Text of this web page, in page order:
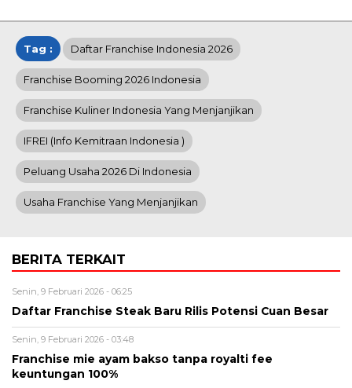
Tag : Daftar Franchise Indonesia 2026
Franchise Booming 2026 Indonesia
Franchise Kuliner Indonesia Yang Menjanjikan
IFREI (info Kemitraan Indonesia )
Peluang Usaha 2026 Di Indonesia
Usaha Franchise Yang Menjanjikan
BERITA TERKAIT
Senin, 9 Februari 2026 - 06:25
Daftar Franchise Steak Baru Rilis Potensi Cuan Besar
Senin, 9 Februari 2026 - 03:48
Franchise mie ayam bakso tanpa royalti fee
keuntungan 100%